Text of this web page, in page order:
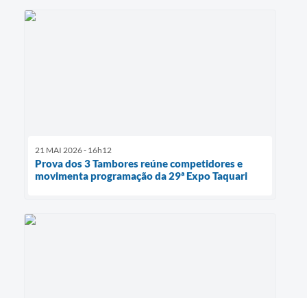
21 MAI 2026 - 16h12
Prova dos 3 Tambores reúne competidores e
movimenta programação da 29ª Expo Taquari